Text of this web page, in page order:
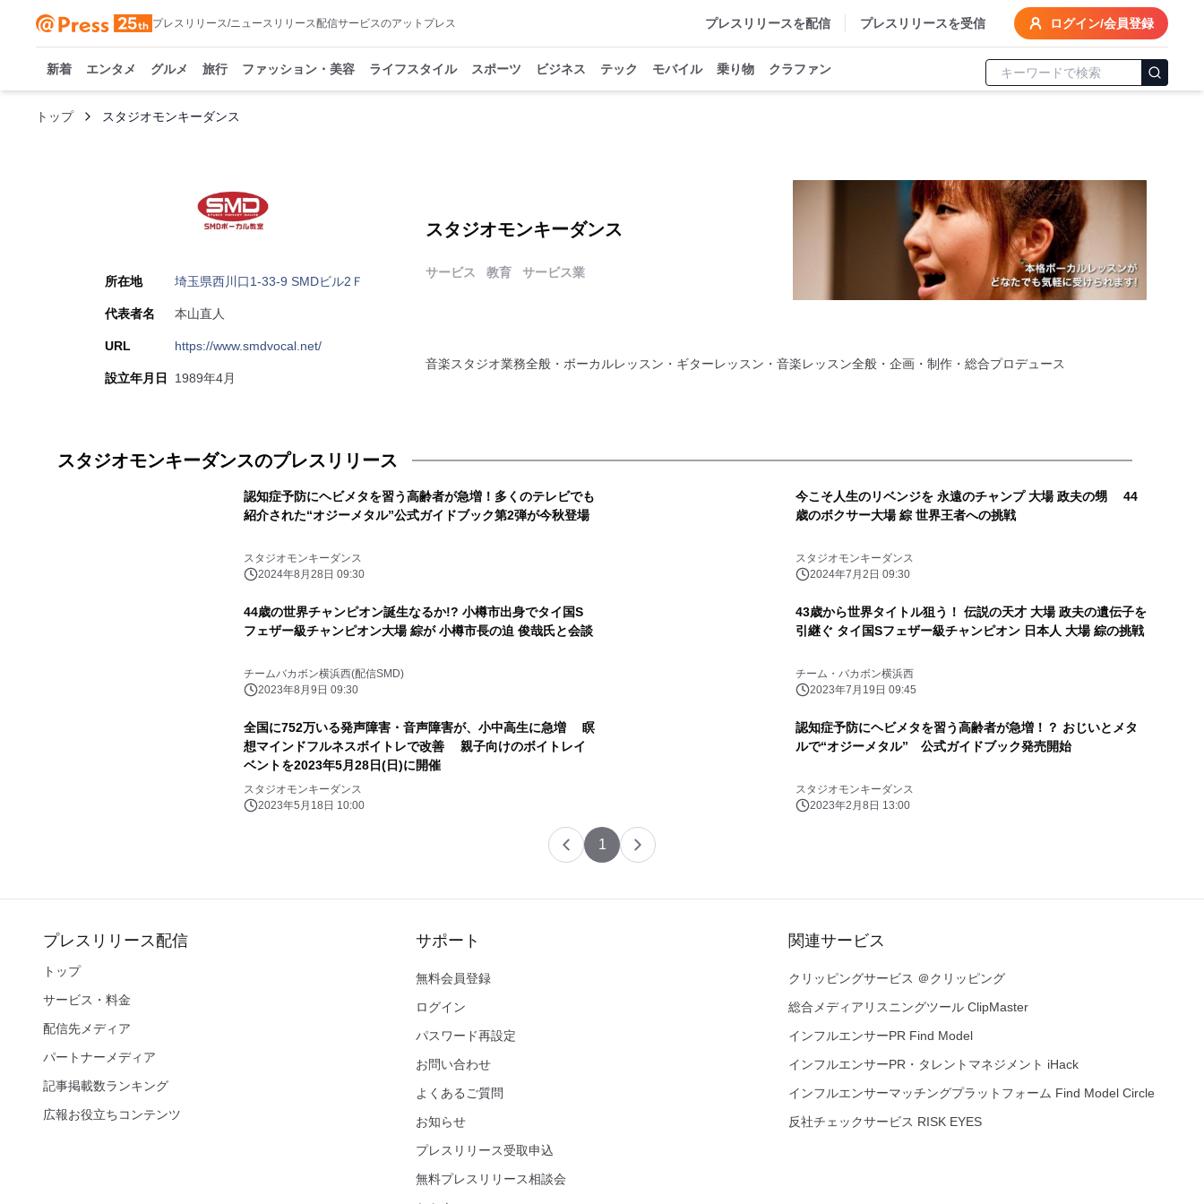
プレスリリース/ニュースリリース配信サービスのアットプレス プレスリリースを配信 プレスリリースを受信 ログイン/会員登録
新着 エンタメ グルメ 旅行 ファッション・美容 ライフスタイル スポーツ ビジネス テック モバイル 乗り物 クラファン
トップ スタジオモンキーダンス
スタジオモンキーダンス
サービス 教育 サービス業
音楽スタジオ業務全般・ボーカルレッスン・ギターレッスン・音楽レッスン全般・企画・制作・総合プロデュース
所在地 埼玉県西川口1-33-9 SMDビル2Ｆ
代表者名 本山直人
URL https://www.smdvocal.net/
設立年月日 1989年4月
スタジオモンキーダンスのプレスリリース
認知症予防にヘビメタを習う高齢者が急増！多くのテレビでも
紹介された“オジーメタル”公式ガイドブック第2弾が今秋登場
スタジオモンキーダンス
2024年8月28日 09:30
今こそ人生のリベンジを 永遠のチャンプ 大場 政夫の甥 44
歳のボクサー大場 綜 世界王者への挑戦
スタジオモンキーダンス
2024年7月2日 09:30
44歳の世界チャンピオン誕生なるか!? 小樽市出身でタイ国S
フェザー級チャンピオン大場 綜が 小樽市長の迫 俊哉氏と会談
チームバカボン横浜西(配信SMD)
2023年8月9日 09:30
43歳から世界タイトル狙う！ 伝説の天才 大場 政夫の遺伝子を
引継ぐ タイ国Sフェザー級チャンピオン 日本人 大場 綜の挑戦
チーム・バカボン横浜西
2023年7月19日 09:45
全国に752万いる発声障害・音声障害が、小中高生に急増 瞑
想マインドフルネスボイトレで改善 親子向けのボイトレイ
ベントを2023年5月28日(日)に開催
スタジオモンキーダンス
2023年5月18日 10:00
認知症予防にヘビメタを習う高齢者が急増！？ おじいとメタ
ルで“オジーメタル” 公式ガイドブック発売開始
スタジオモンキーダンス
2023年2月8日 13:00
1
プレスリリース配信
トップ
サービス・料金
配信先メディア
パートナーメディア
記事掲載数ランキング
広報お役立ちコンテンツ
サポート
無料会員登録
ログイン
パスワード再設定
お問い合わせ
よくあるご質問
お知らせ
プレスリリース受取申込
無料プレスリリース相談会
関連サービス
クリッピングサービス ＠クリッピング
総合メディアリスニングツール ClipMaster
インフルエンサーPR Find Model
インフルエンサーPR・タレントマネジメント iHack
インフルエンサーマッチングプラットフォーム Find Model Circle
反社チェックサービス RISK EYES